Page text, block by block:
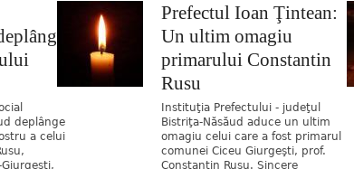
deplânge
a celui
Prefectul Ioan Ţintean:
Un ultim omagiu
primarului Constantin
Rusu
Instituţia Prefectului - judeţul
Bistriţa-Năsăud aduce un ultim
omagiu celui care a fost primarul
comunei Ciceu Giurgeşti, prof.
Constantin Rusu. Sincere